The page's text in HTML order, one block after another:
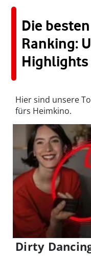
Die
Ranking:
Highlights
Hier sind unsere
fürs Heimkino.
Dirty